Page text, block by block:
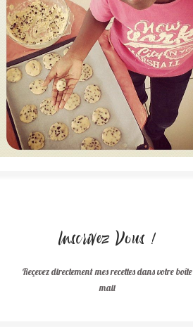
Inscrivez Vous !
Reçevez directement mes recettes dans votre boîte
mail